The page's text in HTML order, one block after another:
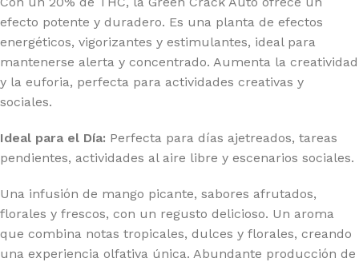
efecto potente y duradero. Es una planta de efectos
energéticos, vigorizantes y estimulantes, ideal para
mantenerse alerta y concentrado. Aumenta la creatividad
y la euforia, perfecta para actividades creativas y
sociales.
Ideal para el Día: Perfecta para días ajetreados, tareas
pendientes, actividades al aire libre y escenarios sociales.
Una infusión de mango picante, sabores afrutados,
florales y frescos, con un regusto delicioso. Un aroma
que combina notas tropicales, dulces y florales, creando
una experiencia olfativa única. Abundante producción de